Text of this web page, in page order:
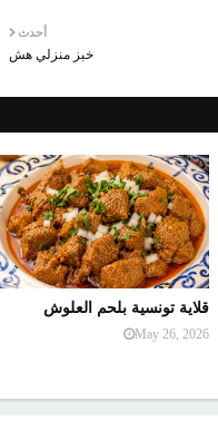
أحدث
خبز منزلي هش
قلاية تونسية بلحم العلوش
May 26, 2026